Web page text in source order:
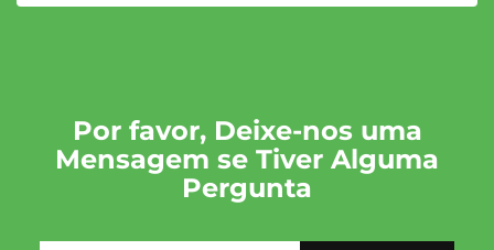
Por favor, Deixe-nos uma
Mensagem se Tiver Alguma
Pergunta